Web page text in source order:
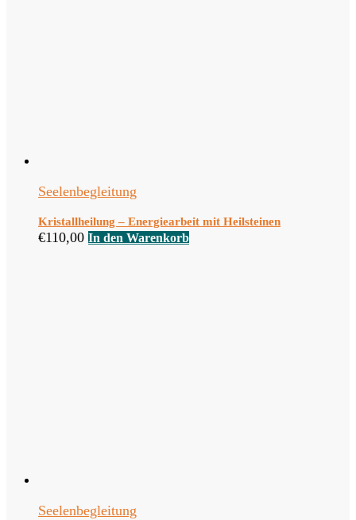
Seelenbegleitung
Kristallheilung – Energiearbeit mit Heilsteinen
€110,00 In den Warenkorb
Seelenbegleitung